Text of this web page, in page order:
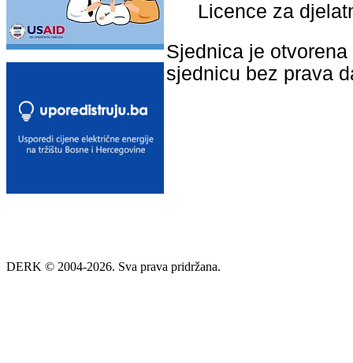
Licence za
Sjednica je
sjednicu bez prava
DERK © 2004-2026. Sva prava pridržana.